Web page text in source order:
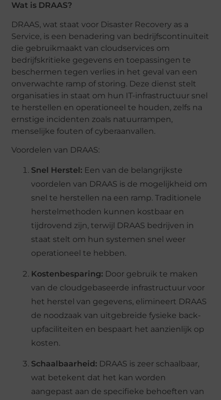
Wat is DRAAS?
DRAAS, wat staat voor Disaster Recovery as a
Service, is een benadering van bedrijfscontinuïteit
die gebruikmaakt van cloudservices om
bedrijfskritieke gegevens en toepassingen te
beschermen tegen verlies in het geval van een
onverwachte ramp of storing. Deze dienst stelt
organisaties in staat om hun IT-infrastructuur snel
te herstellen en operationeel te houden, zelfs na
ernstige incidenten zoals natuurrampen,
menselijke fouten of cyberaanvallen.
Voordelen van DRAAS:
Snel Herstel: Een van de belangrijkste
voordelen van DRAAS is de mogelijkheid om
snel te herstellen na een ramp. Traditionele
herstelmethoden kunnen kostbaar en
tijdrovend zijn, terwijl DRAAS bedrijven in
staat stelt om hun systemen snel weer
operationeel te hebben.
Kostenbesparing: Door gebruik te maken
van de cloudgebaseerde infrastructuur voor
het herstel van gegevens, elimineert DRAAS
de noodzaak van uitgebreide fysieke back-
upfaciliteiten en bespaart het aanzienlijk op
kosten.
Schaalbaarheid: DRAAS is zeer schaalbaar,
wat betekent dat het kan worden
aangepast aan de specifieke behoeften van